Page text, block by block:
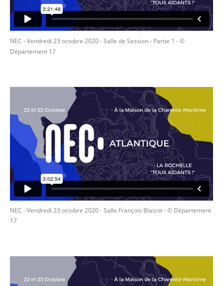
NEC - Vendredi 23 octobre 2020 - Salle de Session - Partie 1 - ©
Département 17
NEC - Vendredi 23 octobre 2020 - Salle François Blaizot- © Département
17